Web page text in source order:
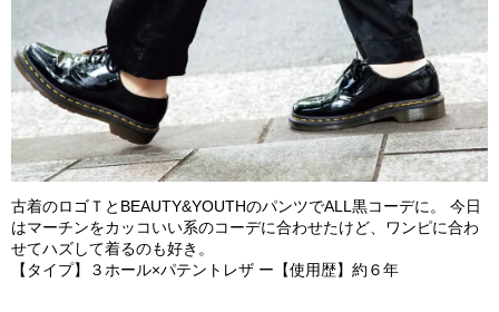
古着のロゴＴとBEAUTY&YOUTHのパンツでALL黒コーデに。 今日
はマーチンをカッコいい系のコーデに合わせたけど、ワンピに合わ
せてハズして着るのも好き。
【タイプ】３ホール×パテントレザ ー【使用歴】約６年